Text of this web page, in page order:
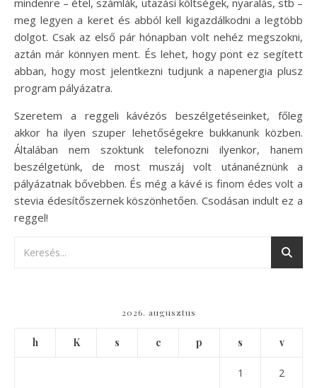
mindenre – étel, számlák, utazási költségek, nyaralás, stb –
meg legyen a keret és abból kell kigazdálkodni a legtöbb
dolgot. Csak az első pár hónapban volt nehéz megszokni,
aztán már könnyen ment. És lehet, hogy pont ez segített
abban, hogy most jelentkezni tudjunk a napenergia plusz
program pályázatra.
Szeretem a reggeli kávézós beszélgetéseinket, főleg
akkor ha ilyen szuper lehetőségekre bukkanunk közben.
Általában nem szoktunk telefonozni ilyenkor, hanem
beszélgetünk, de most muszáj volt utánanéznünk a
pályázatnak bővebben. És még a kávé is finom édes volt a
stevia édesítőszernek köszönhetően. Csodásan indult ez a
reggel!
2026. augusztus
h K s c p s v
1 2